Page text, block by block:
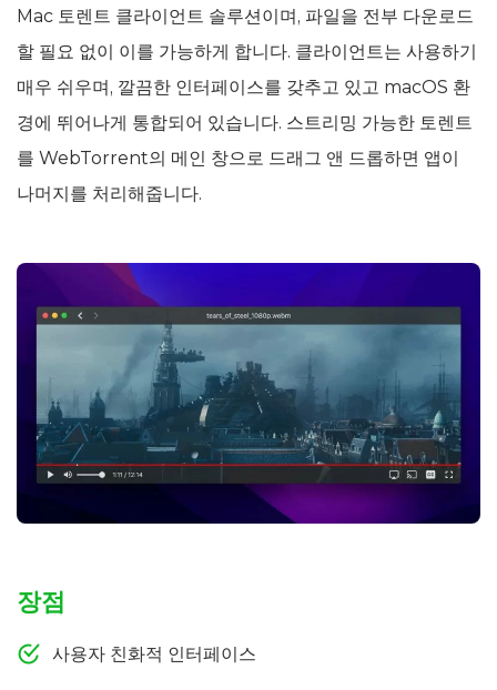
Mac 토렌트 클라이언트 솔루션이며, 파일을 전부 다운로드
할 필요 없이 이를 가능하게 합니다. 클라이언트는 사용하기
매우 쉬우며, 깔끔한 인터페이스를 갖추고 있고 macOS 환
경에 뛰어나게 통합되어 있습니다. 스트리밍 가능한 토렌트
를 WebTorrent의 메인 창으로 드래그 앤 드롭하면 앱이
나머지를 처리해줍니다.
장점
사용자 친화적 인터페이스